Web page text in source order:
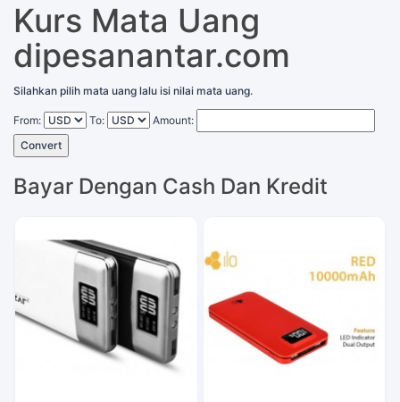
Kurs Mata Uang
dipesanantar.com
Silahkan pilih mata uang lalu isi nilai mata uang.
From: To:
Amount:
Convert
Bayar Dengan Cash Dan Kredit